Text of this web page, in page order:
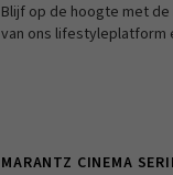
Blijf op de hoogte met
van ons lifestyleplatform
MARANTZ CINEMA